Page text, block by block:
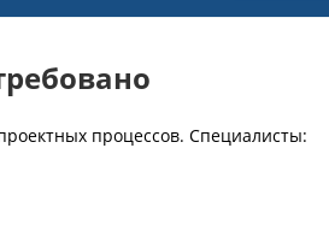
процессов. Специалисты: